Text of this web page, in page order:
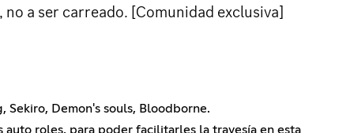
a ser carreado. [Comunidad exclusiva]
Sekiro, Demon's souls, Bloodborne.
roles, para poder facilitarles la travesía en esta